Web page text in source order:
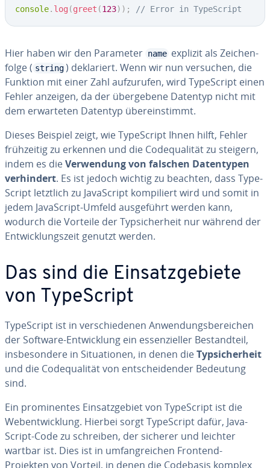
console. log (greet (123) ) ; // Error in TypeScript
Hier haben wir den Parameter name explizit als Zei­chen­
fol­ge ( string ) de­kla­riert. Wenn wir nun versuchen, die
Funktion mit einer Zahl auf­zu­ru­fen, wird Ty­pe­Script einen
Fehler anzeigen, da der über­ge­be­ne Datentyp nicht mit
dem er­war­te­ten Datentyp über­ein­stimmt.
Dieses Beispiel zeigt, wie Ty­pe­Script Ihnen hilft, Fehler
früh­zei­tig zu erkennen und die Code­qua­li­tät zu steigern,
indem es dieVer­wen­dung von falschen Da­ten­ty­pen
ver­hin­dert. Es ist jedoch wichtig zu beachten, dass Ty­pe­
Script letztlich zu Ja­va­Script kom­pi­liert wird und somit in
jedem Ja­va­Script-Umfeld aus­ge­führt werden kann,
wodurch die Vorteile der Typ­si­cher­heit nur während der
Ent­wick­lungs­zeit genutzt werden.
Das sind die Ein­satz­ge­bie­te
von Ty­pe­Script
Ty­pe­Script ist in ver­schie­de­nen An­wen­dungs­be­rei­chen
der Software-Ent­wick­lung ein es­sen­zi­el­ler Be­stand­teil,
ins­be­son­de­re in Si­tua­tio­nen, in denen dieTyp­si­cher­heit
und die Code­qua­li­tät von ent­schei­den­der Bedeutung
sind.
Ein pro­mi­nen­tes Ein­satz­ge­biet von Ty­pe­Script ist die
Web­ent­wick­lung. Hierbei sorgt Ty­pe­Script dafür, Ja­va­
Script-Code zu schreiben, der sicherer und leichter
wartbar ist. Dies ist in um­fang­rei­chen Frontend-
Projekten von Vorteil, in denen die Codebasis komplex